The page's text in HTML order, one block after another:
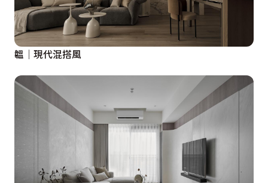
韞│現代混搭風